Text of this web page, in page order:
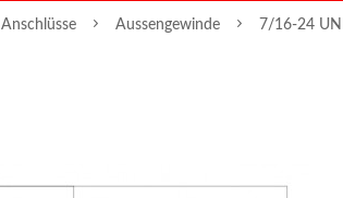
Anschlüsse Aussengewinde 7/16-24